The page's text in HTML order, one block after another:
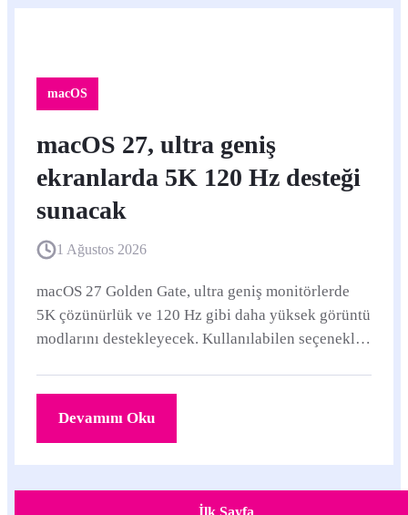
macOS
macOS 27, ultra geniş
ekranlarda 5K 120 Hz desteği
sunacak
1 Ağustos 2026
macOS 27 Golden Gate, ultra geniş monitörlerde
5K çözünürlük ve 120 Hz gibi daha yüksek görüntü
modlarını destekleyecek. Kullanılabilen seçenekler
Devamını Oku
İlk Sayfa